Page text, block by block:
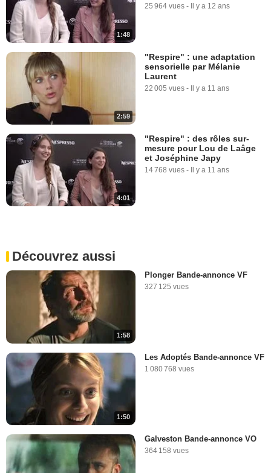
1:48
25 964 vues - Il y a 12 ans
2:59
"Respire" : une adaptation
sensorielle par Mélanie
Laurent
22 005 vues - Il y a 11 ans
4:01
"Respire" : des rôles sur-
mesure pour Lou de Laâge
et Joséphine Japy
14 768 vues - Il y a 11 ans
Découvrez aussi
1:58
Plonger Bande-annonce VF
327 125 vues
1:50
Les Adoptés Bande-annonce VF
1 080 768 vues
Galveston Bande-annonce VO
364 158 vues